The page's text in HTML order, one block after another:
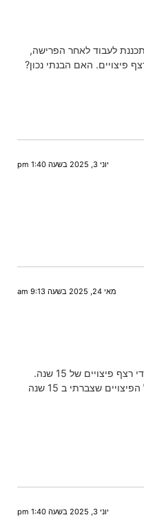
לעבוד לאחר הפרישה,
פיצויים. האם הבנתי נכון?
יוני 3, 2025 בשעה 1:40 pm
מאי 24, 2025 בשעה 9:13 am
האם במעמד זה אחויב למשוך את כל הפיצויים שצברתי ב 15 שנה
יוני 3, 2025 בשעה 1:40 pm